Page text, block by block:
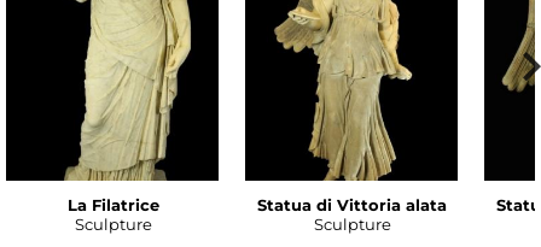
La Filatrice
Sculpture
Statua di Vittoria alata
Sculpture